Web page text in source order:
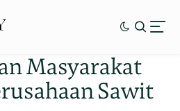
Masyarakat
Sawit